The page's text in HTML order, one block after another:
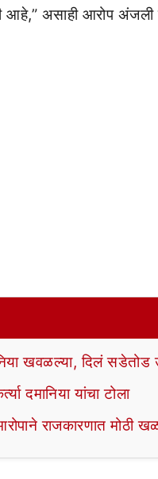
असाही आरोप अंजली
खवळल्या, दिलं सडेतोड
दमानिया यांचा टोला
राजकारणात मोठी